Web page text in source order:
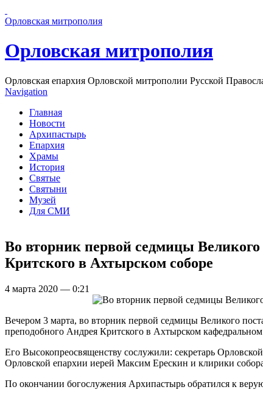
Орловская митрополия
Орловская митрополия
Орловская епархия Орловской митрополии Русской
Navigation
Главная
Новости
Архипастырь
Епархия
Храмы
История
Святые
Святыни
Музей
Для СМИ
Во вторник первой седмицы
Критского в Ахтырском соборе
4 марта 2020 — 0:21
Вечером 3 марта, во вторник первой седмицы Великого
преподобного Андрея Критского в Ахтырском
Его Высокопреосвященству сослужили: секретарь
Орловской епархии иерей Максим Ерескин и клирики
По окончании богослужения Архипастырь обратился к